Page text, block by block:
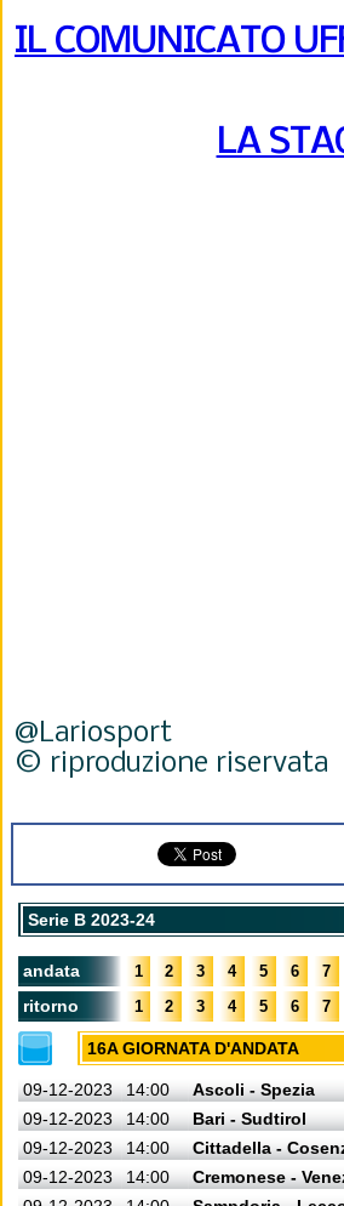
IL COMUNICATO
LA
@Lariosport
© riproduzione riservata
Serie B 2023-24
andata 1 2 3 4 5 6 7
ritorno 1 2 3 4 5 6 7
16A GIORNATA D'ANDATA
09-12-2023 14:00
Ascoli - Spezia
09-12-2023
14:00
Bari - Sudtirol
09-12-2023
14:00
Cittadella -
09-12-2023
14:00
Cremonese -